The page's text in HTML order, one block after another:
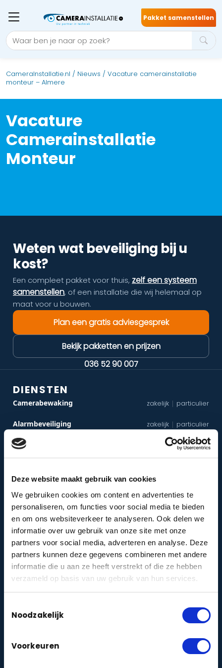
Deze website maakt gebruik van cookies
We gebruiken cookies om content en advertenties te
personaliseren, om functies voor social media te bieden
en om ons websiteverkeer te analyseren. Ook delen we
informatie over uw gebruik van onze site met onze
partners voor social media, adverteren en analyse. Deze
partners kunnen deze gegevens combineren met andere
informatie die u aan ze heeft verstrekt of die ze hebben
verzameld op basis van uw gebruik van hun services.
Noodzakelijk
Voorkeuren
Pakket samenstellen
CameraInstallatie.nl / Nieuws / Vacature camerainstallatie
monteur – Almere
Vacature
Camerainstallatie
Monteur
Weten wat beveiliging bij u
kost?
Een compleet pakket voor thuis, zelf een systeem
samenstellen, of een installatie die wij helemaal op
maat voor u bouwen.
Plan een gratis adviesgesprek
Bekijk pakketten en prijzen
036 52 90 007
DIENSTEN
Camerabewaking zakelijk | particulier
Alarmbeveiliging zakelijk | particulier
Toegangscontrole zakelijk | particulier
Netwerkbekabeling zakelijk | particulier
ONTDEKKEN
Pakketten en prijzen
Zelf een systeem samenstellen
Camera-types
Beveiligingsmerken
Camerabewaking per plaats